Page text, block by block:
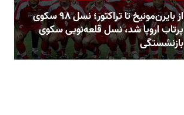
از بایرن‌مونیخ تا تراکتور؛ نسل ۹۸ سکوی
پرتاب اروپا شد، نسل قلعه‌نویی سکوی
بازنشستگی